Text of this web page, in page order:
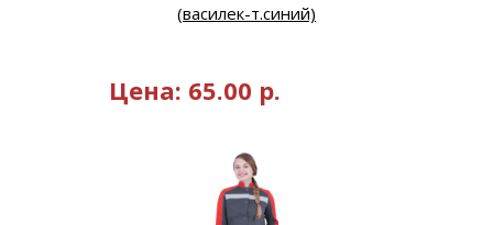
(василек-т.синий)
Цена: 65.00 р.